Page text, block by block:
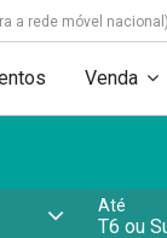
a rede móvel nacional)
Venda
Até